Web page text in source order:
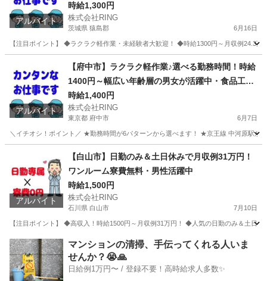
アルバイト
時給1,300円
株式会社RING
茨城県 猿島郡 6月16日
【注目ポイント】 ◆ラクラク軽作業・未経験者大歓迎！ ◆時給1300円～月収例24.3
工場 埼玉 幸手市 工場 50代
アルバイト
【府中市】ラクラク軽作業♪選べる勤務時間！時給
1400円～幅広い年齢層の男女が活躍中・食品工場
スタッフ
時給1,400円
株式会社RING
東京都 府中市 6月7日
＼イチオシ！ポイント／ ★勤務時間が6パターンから選べます！ ★京王線 中河原駅
工場 東京 国分寺市 工場 スタッフ
アルバイト
【白山市】日勤のみ＆土日休みで月収例31万円！
ワンルーム寮費無料・男性活躍中
時給1,500円
株式会社RING
石川県 白山市 7月10日
【注目ポイント】 ◆高収入！時給1500円～月収例31万円！ ◆人気の日勤のみ＆土日
石川 白山市 工場 石川 金沢市 工場 時給
マンションの清掃、手伝ってくれる人いま
せんか？😭🙏
日給例1万円〜 / 登録不要！高時給求人多数✨